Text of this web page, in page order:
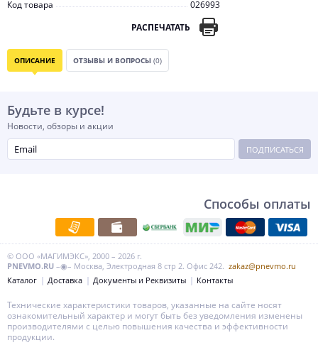
Код товара
026993
РАСПЕЧАТАТЬ
ОПИСАНИЕ ОТЗЫВЫ И ВОПРОСЫ (0)
Будьте в курсе!
Новости, обзоры и акции
ПОДПИСАТЬСЯ
Способы оплаты
© ООО «МАГИМЭКС», 2000 – 2026 г.
PNEVMO.RU –◉– Москва, Электродная 8 стр 2. Офис 242. zakaz@pnevmo.ru
Каталог
Доставка Документы и Реквизиты Контакты
Технические характеристики товаров, указанные на сайте носят
ознакомительный характер и могут быть без уведомления изменены
производителями с целью повышения качества и эффективности
продукции.